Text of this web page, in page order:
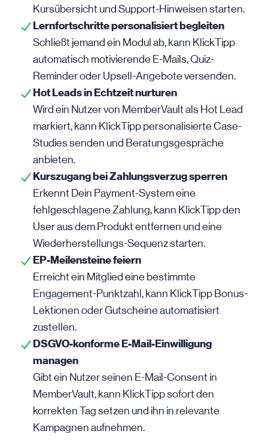
Kursübersicht und Support-Hinweisen starten.
Lernfortschritte personalisiert begleiten
Schließt jemand ein Modul ab, kann KlickTipp
automatisch motivierende E-Mails, Quiz-
Reminder oder Upsell-Angebote versenden.
Hot Leads in Echtzeit nurturen
Wird ein Nutzer von MemberVault als Hot Lead
markiert, kann KlickTipp personalisierte Case-
Studies senden und Beratungsgespräche
anbieten.
Kurszugang bei Zahlungsverzug sperren
Erkennt Dein Payment-System eine
fehlgeschlagene Zahlung, kann KlickTipp den
User aus dem Produkt entfernen und eine
Wiederherstellungs-Sequenz starten.
EP-Meilensteine feiern
Erreicht ein Mitglied eine bestimmte
Engagement-Punktzahl, kann KlickTipp Bonus-
Lektionen oder Gutscheine automatisiert
zustellen.
DSGVO-konforme E-Mail-Einwilligung
managen
Gibt ein Nutzer seinen E-Mail-Consent in
MemberVault, kann KlickTipp sofort den
korrekten Tag setzen und ihn in relevante
Kampagnen aufnehmen.